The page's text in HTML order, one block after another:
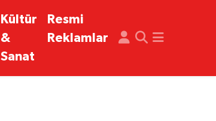
Kültür
&
Sanat
Resmi
Reklamlar